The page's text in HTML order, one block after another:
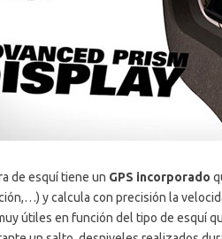
de esquí tiene un GPS incorporado
y calcula con precisión la
útiles en función del tipo de esquí